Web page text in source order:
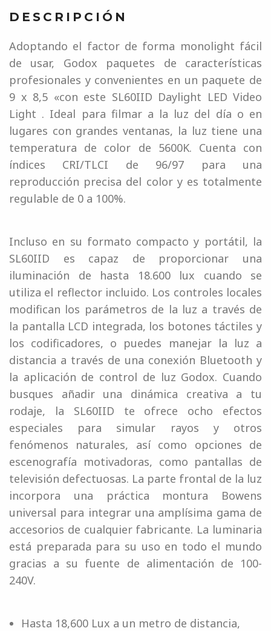
DESCRIPCIÓN
Adoptando el factor de forma monolight fácil
de usar, Godox paquetes de características
profesionales y convenientes en un paquete de
9 x 8,5 «con este SL60IID Daylight LED Video
Light . Ideal para filmar a la luz del día o en
lugares con grandes ventanas, la luz tiene una
temperatura de color de 5600K. Cuenta con
índices CRI/TLCI de 96/97 para una
reproducción precisa del color y es totalmente
regulable de 0 a 100%.
Incluso en su formato compacto y portátil, la
SL60IID es capaz de proporcionar una
iluminación de hasta 18.600 lux cuando se
utiliza el reflector incluido. Los controles locales
modifican los parámetros de la luz a través de
la pantalla LCD integrada, los botones táctiles y
los codificadores, o puedes manejar la luz a
distancia a través de una conexión Bluetooth y
la aplicación de control de luz Godox. Cuando
busques añadir una dinámica creativa a tu
rodaje, la SL60IID te ofrece ocho efectos
especiales para simular rayos y otros
fenómenos naturales, así como opciones de
escenografía motivadoras, como pantallas de
televisión defectuosas. La parte frontal de la luz
incorpora una práctica montura Bowens
universal para integrar una amplísima gama de
accesorios de cualquier fabricante. La luminaria
está preparada para su uso en todo el mundo
gracias a su fuente de alimentación de 100-
240V.
Hasta 18,600 Lux a un metro de distancia,